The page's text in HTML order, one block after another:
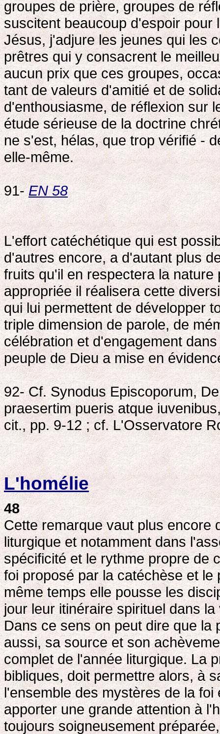
groupes de prière, groupes de
suscitent beaucoup d'espoir pour
Jésus, j'adjure les jeunes qui les
prêtres qui y consacrent le
aucun prix que ces groupes,
tant de valeurs d'amitié et de
d'enthousiasme, de réflexion sur
étude sérieuse de la doctrine
ne s'est, hélas, que trop vérifié -
elle-même.
91-EN 58
L'effort catéchétique qui est
d'autres encore, a d'autant plus
fruits qu'il en respectera la
appropriée il réalisera cette
qui lui permettent de développer
triple dimension de parole, de
célébration et d'engagement
peuple de Dieu a mise en
92- Cf. Synodus Episcoporum,
praesertim pueris atque
cit., pp. 9-12 ; cf. L'Osservatore
L'homélie
48
Cette remarque vaut plus encore
liturgique et notamment dans
spécificité et le rythme propre de
foi proposé par la catéchèse et
même temps elle pousse les
jour leur itinéraire spirituel dans
Dans ce sens on peut dire que la
aussi, sa source et son
complet de l'année liturgique. La
bibliques, doit permettre alors, à
l'ensemble des mystères de la
apporter une grande attention à
toujours soigneusement